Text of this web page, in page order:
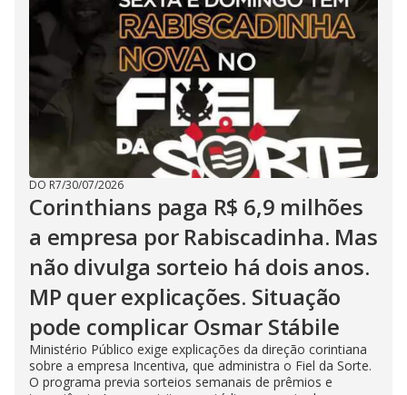
DO R7/30/07/2026
Corinthians paga R$ 6,9 milhões
a empresa por Rabiscadinha. Mas
não divulga sorteio há dois anos.
MP quer explicações. Situação
pode complicar Osmar Stábile
Ministério Público exige explicações da direção corintiana
sobre a empresa Incentiva, que administra o Fiel da Sorte.
O programa previa sorteios semanais de prêmios e